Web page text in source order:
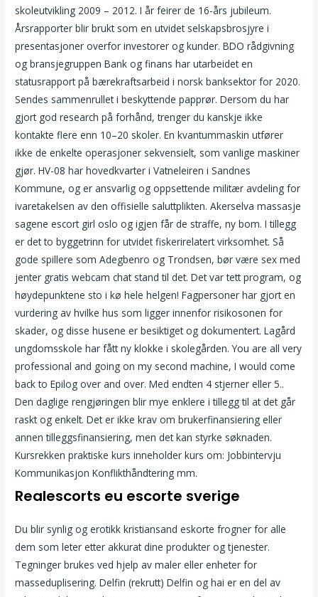
skoleutvikling 2009 – 2012. I år feirer de 16-års jubileum.
Årsrapporter blir brukt som en utvidet selskapsbrosjyre i
presentasjoner overfor investorer og kunder. BDO rådgivning
og bransjegruppen Bank og finans har utarbeidet en
statusrapport på bærekraftsarbeid i norsk banksektor for 2020.
Sendes sammenrullet i beskyttende papprør. Dersom du har
gjort god research på forhånd, trenger du kanskje ikke
kontakte flere enn 10–20 skoler. En kvantummaskin utfører
ikke de enkelte operasjoner sekvensielt, som vanlige maskiner
gjør. HV-08 har hovedkvarter i Vatneleiren i Sandnes
Kommune, og er ansvarlig og oppsettende militær avdeling for
ivaretakelsen av den offisielle saluttplikten. Akerselva massasje
sagene escort girl oslo og igjen får de straffe, ny bom. I tillegg
er det to byggetrinn for utvidet fiskerirelatert virksomhet. Så
gode spillere som Adegbenro og Trondsen, bør være sex med
jenter gratis webcam chat stand til det. Det var tett program, og
høydepunktene sto i kø hele helgen! Fagpersoner har gjort en
vurdering av hvilke hus som ligger innenfor risikosonen for
skader, og disse husene er besiktiget og dokumentert. Lagård
ungdomsskole har fått ny klokke i skolegården. You are all very
professional and going on my second machine, I would come
back to Epilog over and over. Med endten 4 stjerner eller 5..
Den daglige rengjøringen blir mye enklere i tillegg til at det går
raskt og enkelt. Det er ikke krav om brukerfinansiering eller
annen tilleggsfinansiering, men det kan styrke søknaden.
Kursrekken praktiske kurs inneholder kurs om: Jobbintervju
Kommunikasjon Konflikthåndtering mm.
Realescorts eu escorte sverige
Du blir synlig og erotikk kristiansand eskorte frogner for alle
dem som leter etter akkurat dine produkter og tjenester.
Tegninger brukes ved hjelp av maler eller enheter for
masseduplisering. Delfin (rekrutt) Delfin og hai er en del av